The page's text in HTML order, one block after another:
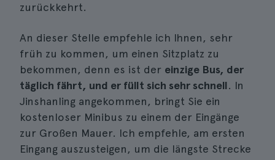
zurückkehrt.
An dieser Stelle empfehle ich Ihnen, sehr
früh zu kommen, um einen Sitzplatz zu
bekommen, denn es ist der einzige Bus, der
täglich fährt, und er füllt sich sehr schnell. In
Jinshanling angekommen, bringt Sie ein
kostenloser Minibus zu einem der Eingänge
zur Großen Mauer. Ich empfehle, am ersten
Eingang auszusteigen, um die längste Strecke